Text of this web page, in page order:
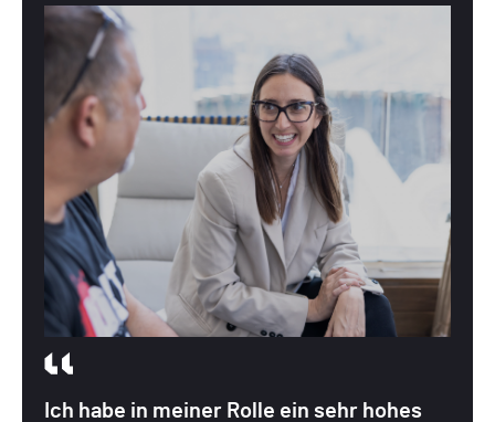
Ich habe in meiner Rolle ein sehr hohes